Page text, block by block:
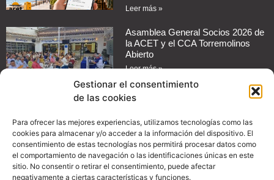
Gestionar el consentimiento
de las cookies
Para ofrecer las mejores experiencias, utilizamos tecnologías como las
cookies para almacenar y/o acceder a la información del dispositivo. El
consentimiento de estas tecnologías nos permitirá procesar datos como
el comportamiento de navegación o las identificaciones únicas en este
sitio. No consentir o retirar el consentimiento, puede afectar
negativamente a ciertas características y funciones.
Leer más »
Asamblea General Socios 2026 de
la ACET y el CCA Torremolinos
Abierto
Leer más »
Cómo automatizar mensajes de
tu negocio
Leer más »
Guía práctica: Cómo configurar
promociones en Instagram para